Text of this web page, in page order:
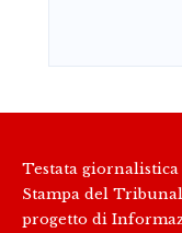
Testata
Stampa del
progetto di